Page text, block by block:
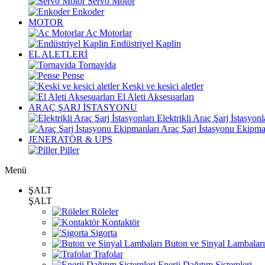
Enkoder
MOTOR
Ac Motorlar
Endüstriyel Kaplin
EL ALETLERİ
Tornavida
Pense
Keski ve kesici aletler
El Aleti Aksesuarları
ARAÇ ŞARJ İSTASYONU
Elektrikli Araç Şarj
Araç Şarj İstasyonu
JENERATÖR & UPS
Piller
Menü
ŞALT
ŞALT
Röleler
Kontaktör
Sigorta
Buton ve Sinyal Lambaları
Trafolar